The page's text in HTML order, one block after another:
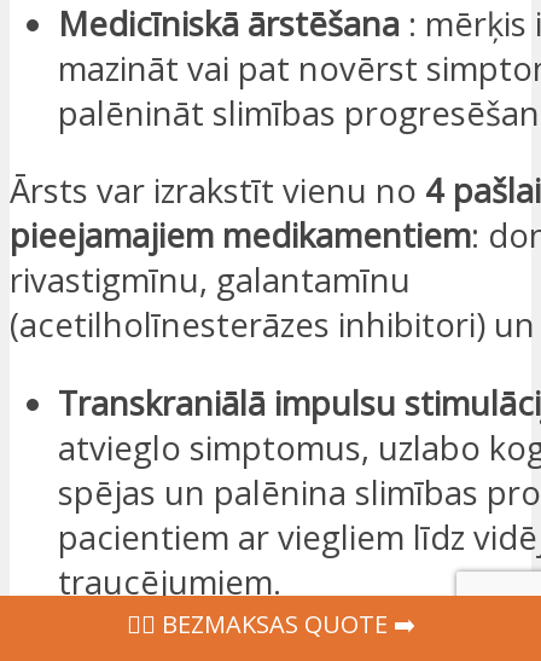
Medicīniskā ārstēšana : mērķis
mazināt vai pat novērst
palēnināt slimības
Ārsts var izrakstīt vienu no 4
pieejamajiem medikamentiem:
rivastigmīnu, galantamīnu
(acetilholīnesterāzes inhibitori)
Transkraniālā impulsu
atvieglo simptomus, uzlabo
spējas un palēnina slimības
pacientiem ar viegliem līdz
traucējumiem.
Psihiatriskā terapija: tās
‍👩‍⚕ BEZMAKSAS QUOTE ➡️